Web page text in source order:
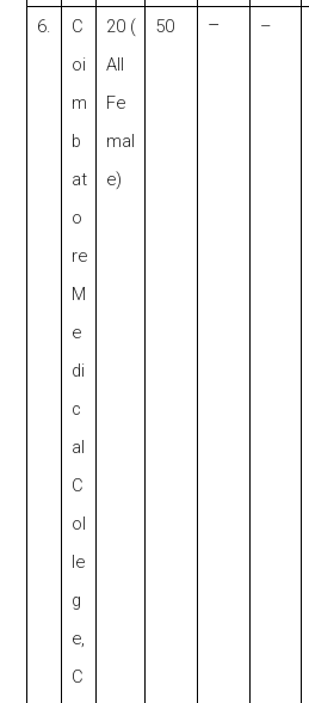
6.
C
oi
m
b
at
o
re
M
e
di
c
al
C
ol
le
g
e,
C
20 (
All
Fe
mal
e)
50 – –